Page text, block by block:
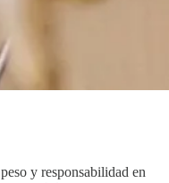
y responsabilidad en